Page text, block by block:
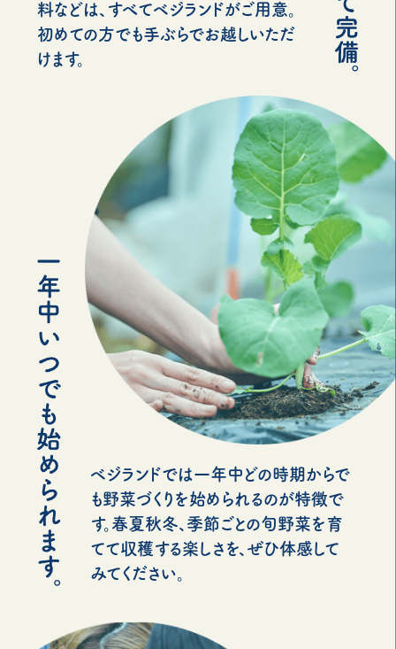
料などは、すべてベジランドがご用意。
初めての方でも手ぶらでお越しいただ
けます。
ベジランドでは一年中どの時期からで
も野菜づくりを始められるのが特徴で
す。春夏秋冬、季節ごとの旬野菜を育
てて収穫する楽しさを、ぜひ体感して
みてください。